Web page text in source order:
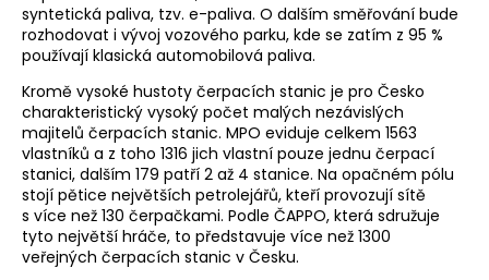
syntetická paliva, tzv. e-paliva. O dalším směřování bude
rozhodovat i vývoj vozového parku, kde se zatím z 95 %
používají klasická automobilová paliva.
Kromě vysoké hustoty čerpacích stanic je pro Česko
charakteristický vysoký počet malých nezávislých
majitelů čerpacích stanic. MPO eviduje celkem 1563
vlastníků a z toho 1316 jich vlastní pouze jednu čerpací
stanici, dalším 179 patří 2 až 4 stanice. Na opačném pólu
stojí pětice největších petrolejářů, kteří provozují sítě
s více než 130 čerpačkami. Podle ČAPPO, která sdružuje
tyto největší hráče, to představuje více než 1300
veřejných čerpacích stanic v Česku.